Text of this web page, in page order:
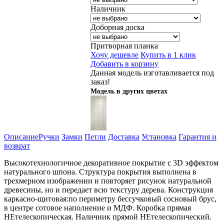
Наличник
Доборная доска
Притворная планка
Хочу дешевле Купить в 1 клик
Добавить в корзину
Данная модель изготавливается под
заказ!
Модель в других цветах
ОписаниеРучки Замки Петли Доставка Установка Гарантия и
возврат
Высокотехнологичное декоративное покрытие с 3D эффектом
натурального шпона. Структура покрытия выполнена в
трехмерном изображении и повторяет рисунок натуральной
древесины, но и передает всю текстуру дерева. Конструкция
каркасно-щитовая:по периметру бессучковый сосновый брус,
в центре сотовое наполнение и МДФ. Коробка прямая
НЕтелескопическая. Наличник прямой НЕтелескопический.